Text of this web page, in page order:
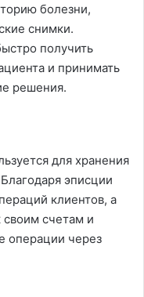
болезни,
снимки.
получить
и принимать
решения.
для хранения
эписции
клиентов, а
своим счетам и
операции через